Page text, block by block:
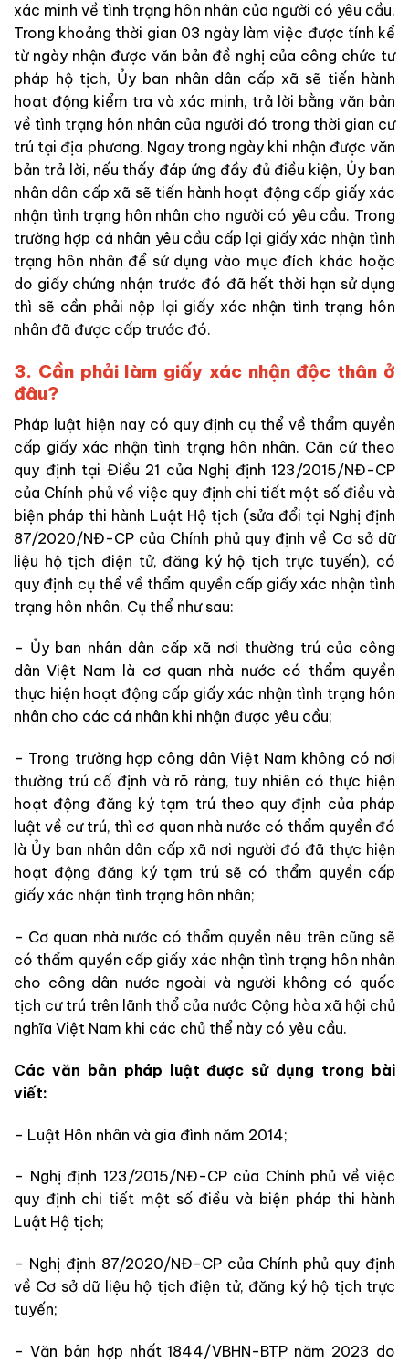
xác minh về tình trạng hôn nhân của người có yêu cầu.
Trong khoảng thời gian 03 ngày làm việc được tính kể
từ ngày nhận được văn bản đề nghị của công chức tư
pháp hộ tịch, Ủy ban nhân dân cấp xã sẽ tiến hành
hoạt động kiểm tra và xác minh, trả lời bằng văn bản
về tình trạng hôn nhân của người đó trong thời gian cư
trú tại địa phương. Ngay trong ngày khi nhận được văn
bản trả lời, nếu thấy đáp ứng đầy đủ điều kiện, Ủy ban
nhân dân cấp xã sẽ tiến hành hoạt động cấp giấy xác
nhận tình trạng hôn nhân cho người có yêu cầu. Trong
trường hợp cá nhân yêu cầu cấp lại giấy xác nhận tình
trạng hôn nhân để sử dụng vào mục đích khác hoặc
do giấy chứng nhận trước đó đã hết thời hạn sử dụng
thì sẽ cần phải nộp lại giấy xác nhận tình trạng hôn
nhân đã được cấp trước đó.
3. Cần phải làm giấy xác nhận độc thân ở
đâu?
Pháp luật hiện nay có quy định cụ thể về thẩm quyền
cấp giấy xác nhận tình trạng hôn nhân. Căn cứ theo
quy định tại Điều 21 của Nghị định 123/2015/NĐ-CP
của Chính phủ về việc quy định chi tiết một số điều và
biện pháp thi hành Luật Hộ tịch (sửa đổi tại Nghị định
87/2020/NĐ-CP của Chính phủ quy định về Cơ sở dữ
liệu hộ tịch điện tử, đăng ký hộ tịch trực tuyến), có
quy định cụ thể về thẩm quyền cấp giấy xác nhận tình
trạng hôn nhân. Cụ thể như sau:
– Ủy ban nhân dân cấp xã nơi thường trú của công
dân Việt Nam là cơ quan nhà nước có thẩm quyền
thực hiện hoạt động cấp giấy xác nhận tình trạng hôn
nhân cho các cá nhân khi nhận được yêu cầu;
– Trong trường hợp công dân Việt Nam không có nơi
thường trú cố định và rõ ràng, tuy nhiên có thực hiện
hoạt động đăng ký tạm trú theo quy định của pháp
luật về cư trú, thì cơ quan nhà nước có thẩm quyền đó
là Ủy ban nhân dân cấp xã nơi người đó đã thực hiện
hoạt động đăng ký tạm trú sẽ có thẩm quyền cấp
giấy xác nhận tình trạng hôn nhân;
– Cơ quan nhà nước có thẩm quyền nêu trên cũng sẽ
có thẩm quyền cấp giấy xác nhận tình trạng hôn nhân
cho công dân nước ngoài và người không có quốc
tịch cư trú trên lãnh thổ của nước Cộng hòa xã hội chủ
nghĩa Việt Nam khi các chủ thể này có yêu cầu.
Các văn bản pháp luật được sử dụng trong bài
viết:
– Luật Hôn nhân và gia đình năm 2014;
– Nghị định 123/2015/NĐ-CP của Chính phủ về việc
quy định chi tiết một số điều và biện pháp thi hành
Luật Hộ tịch;
– Nghị định 87/2020/NĐ-CP của Chính phủ quy định
về Cơ sở dữ liệu hộ tịch điện tử, đăng ký hộ tịch trực
tuyến;
– Văn bản hợp nhất 1844/VBHN-BTP năm 2023 do